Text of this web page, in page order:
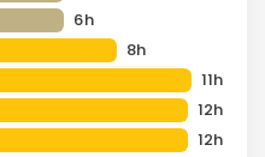
6h
8h
11h
12h
12h